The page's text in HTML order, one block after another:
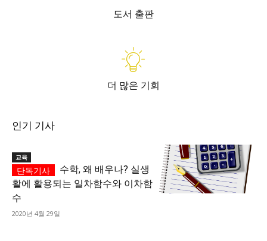
도서 출판
더 많은 기회
인기 기사
교육
수학, 왜 배우나? 실생
활에 활용되는 일차함수와 이차함
수
2020년 4월 29일